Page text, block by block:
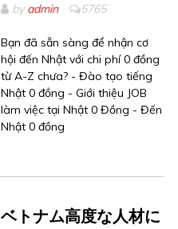
byadmin 5765
Bạn đã sẵn sàng để nhận cơ
hội đến Nhật với chi phí 0 đồng
từ A-Z chưa? - Đào tạo tiếng
Nhật 0 đồng - Giới thiệu JOB
làm việc tại Nhật 0 Đồng - Đến
Nhật 0 đồng
ベトナム高度な人材に